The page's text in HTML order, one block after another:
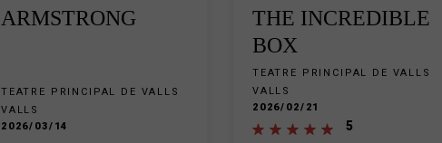
ARMSTRONG
TEATRE PRINCIPAL DE VALLS
VALLS
2026/03/14
THE INCREDIBLE
BOX
TEATRE PRINCIPAL DE VALLS
VALLS
2026/02/21
5